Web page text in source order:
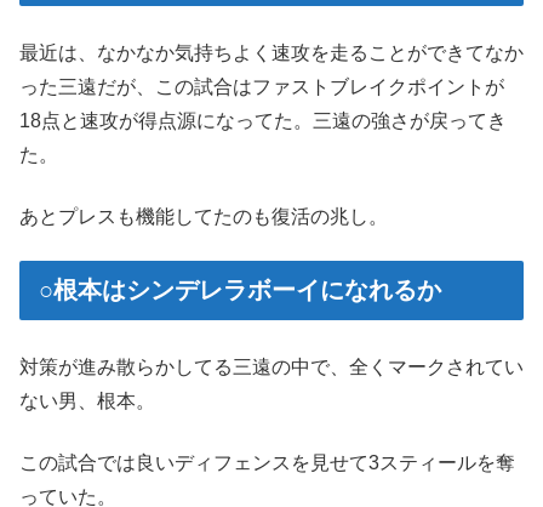
最近は、なかなか気持ちよく速攻を走ることができてなか
った三遠だが、この試合はファストブレイクポイントが
18点と速攻が得点源になってた。三遠の強さが戻ってき
た。
あとプレスも機能してたのも復活の兆し。
○根本はシンデレラボーイになれるか
対策が進み散らかしてる三遠の中で、全くマークされてい
ない男、根本。
この試合では良いディフェンスを見せて3スティールを奪
っていた。